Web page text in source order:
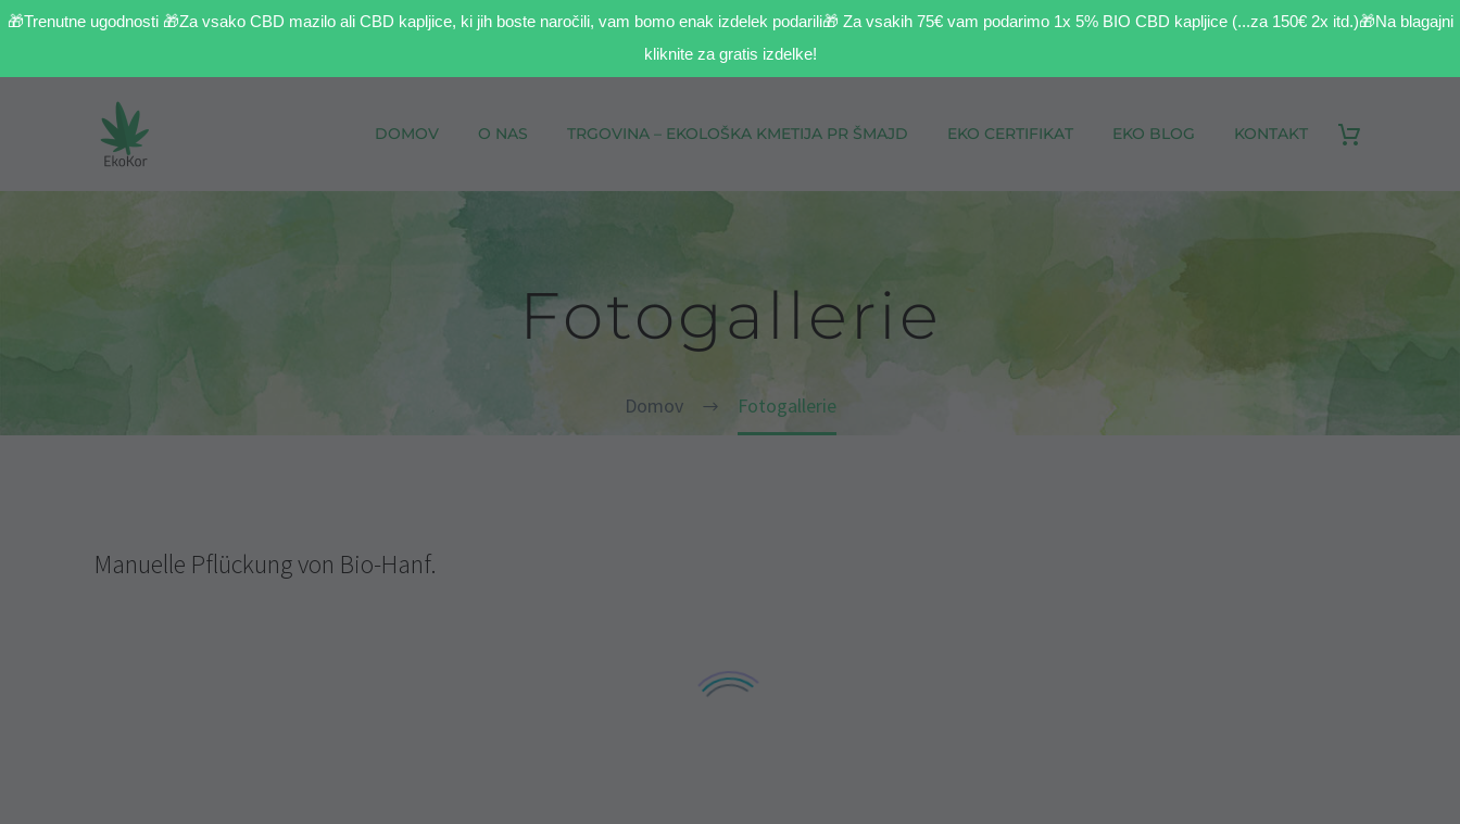
🎁Trenutne ugodnosti 🎁Za vsako CBD mazilo ali CBD kapljice, ki jih boste naročili, vam bomo enak izdelek podarili🎁 Za vsakih 75€ vam podarimo 1x 5% BIO CBD kapljice (...za 150€ 2x itd.)🎁Na blagajni
kliknite za gratis izdelke!
DOMOV O NAS TRGOVINA – EKOLOŠKA KMETIJA PR ŠMAJD EKO CERTIFIKAT EKO BLOG KONTAKT
Fotogallerie
Domov Fotogallerie
Manuelle Pflückung von Bio-Hanf.